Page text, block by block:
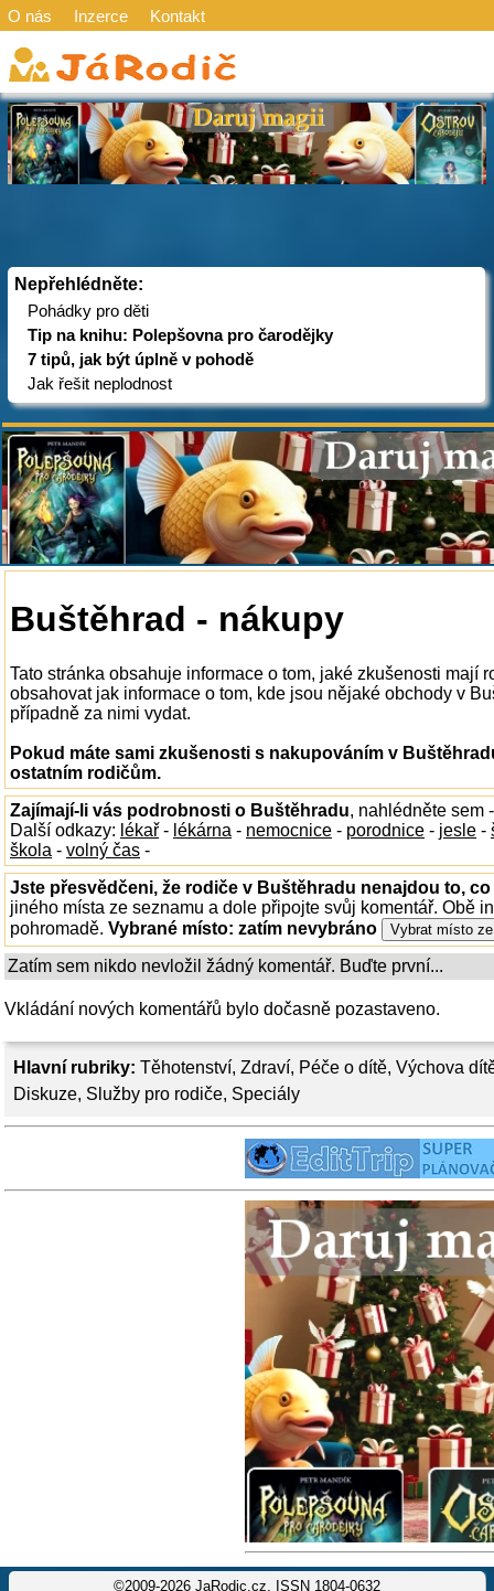
O nás Inzerce Kontakt
Nepřehlédněte:
Pohádky pro děti
Tip na knihu: Polepšovna pro čarodějky
7 tipů, jak být úplně v pohodě
Jak řešit neplodnost
Hlavní rubriky: Těhotenství, Zdraví, Péče o dítě, Výchova
Diskuze, Služby pro rodiče, Speciály
Buštěhrad - nákupy
Tato stránka obsahuje informace o tom, jaké zkušenosti mají
obsahovat jak informace o tom, kde jsou nějaké obchody v
případně za nimi vydat.
Pokud máte sami zkušenosti s nakupováním v
ostatním rodičům.
Zajímají-li vás podrobnosti o Buštěhradu, nahlédněte sem
Další odkazy: lékař - lékárna - nemocnice - porodnice - jesle -
škola - volný čas -
Jste přesvědčeni, že rodiče v Buštěhradu nenajdou to,
jiného místa ze seznamu a dole připojte svůj komentář. Obě
pohromadě. Vybrané místo: zatím nevybráno
Zatím sem nikdo nevložil žádný komentář. Buďte první...
Vkládání nových komentářů bylo dočasně pozastaveno.
©2009-2026 JaRodic.cz, ISSN 1804-0632